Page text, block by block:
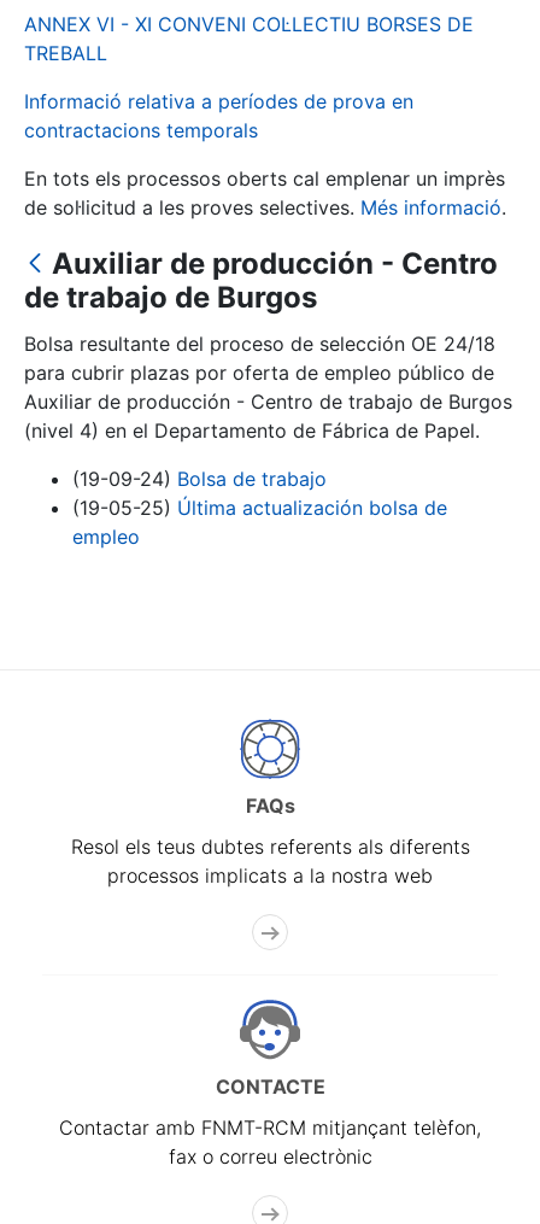
Mostra/Amaga
Mostra/Amaga
Mostra/Amaga
Mostra/Amaga
ANNEX VI - XI CONVENI COL·LECTIU BORSES DE
TREBALL
Informació relativa a períodes de prova en
contractacions temporals
En tots els processos oberts cal emplenar un imprès
de sol·licitud a les proves selectives. Més informació.
Auxiliar de producción - Centro
de trabajo de Burgos
Bolsa resultante del proceso de selección OE 24/18
para cubrir plazas por oferta de empleo público de
Auxiliar de producción - Centro de trabajo de Burgos
(nivel 4) en el Departamento de Fábrica de Papel.
(19-09-24) Bolsa de trabajo
(19-05-25) Última actualización bolsa de
empleo
FAQs
Resol els teus dubtes referents als diferents
processos implicats a la nostra web
CONTACTE
Contactar amb FNMT-RCM mitjançant telèfon,
fax o correu electrònic